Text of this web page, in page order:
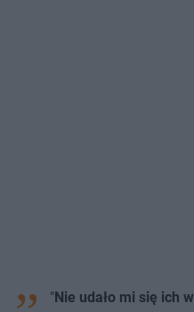
" Nie udało mi się ich